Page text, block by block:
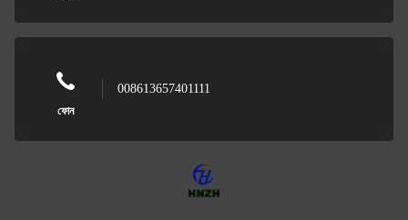
ফোন
008613657401111